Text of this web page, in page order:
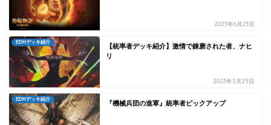
2023年6月23日
EDHデッキ紹介
【統率者デッキ紹介】激情で錬磨された者、ナヒ
リ
2023年5月25日
EDHデッキ紹介
『機械兵団の進軍』統率者ピックアップ